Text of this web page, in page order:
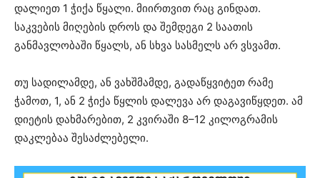
დალიეთ 1 ჭიქა წყალი. მიირთვით რაც გინდათ.
საკვების მიღების დროს და შემდეგი 2 საათის
განმავლობაში წყალს, ან სხვა სასმელს არ ვსვამთ.
თუ სადილამდე, ან ვახშმამდე, გადაწყვიტეთ რამე
ჭამოთ, 1, ან 2 ჭიქა წყლის დალევა არ დაგავიწყდეთ. ამ
დიეტის დახმარებით, 2 კვირაში 8–12 კილოგრამის
დაკლებაა შესაძლებელი.